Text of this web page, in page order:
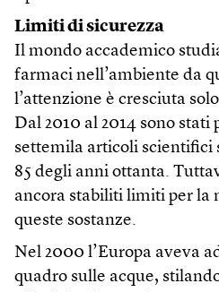
Limiti di sicurezza
Il mondo accademico
farmaci nell’ambiente da
l’attenzione è cresciuta
Dal 2010 al 2014 sono
settemila articoli scientifici
85 degli anni ottanta.
ancora stabiliti limiti per la
queste sostanze.
Nel 2000 l’Europa aveva
quadro sulle acque,